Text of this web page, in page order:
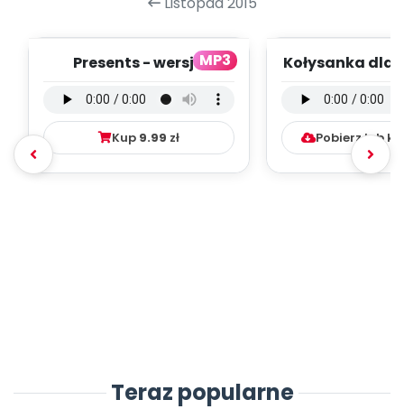
MP3
Presents - wersja
Kup 9.99 zł
Kołysanka dla
(PD,
Pobierz lub
Teraz popularne